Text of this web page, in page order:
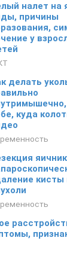
налет на
причины
у
делать
куда
кисты